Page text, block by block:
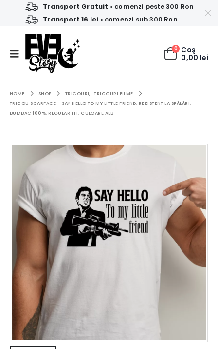
Transport Gratuit • comenzi peste 300 Ron
Transport 16 lei • comenzi sub 300 Ron
0 Coş
0,00 lei
HOME SHOP TRICOURI,
TRICOURI FILME
TRICOU SCARFACE – SAY HELLO TO MY LITTLE FRIEND, REZISTENT LA SPĂLĂRI,
BUMBAC 100%, REGULAR FIT, CULOARE ALB